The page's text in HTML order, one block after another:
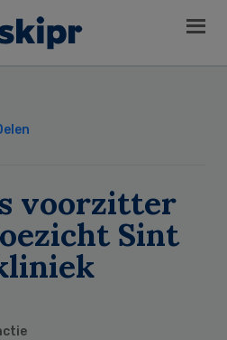
voorzitter
Sint